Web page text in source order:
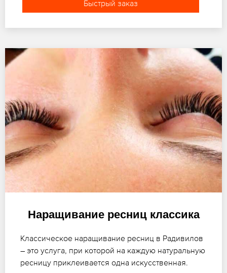
Быстрый заказ
Наращивание ресниц классика
Классическое наращивание ресниц в Радивилов
– это услуга, при которой на каждую натуральную
ресницу приклеивается одна искусственная.